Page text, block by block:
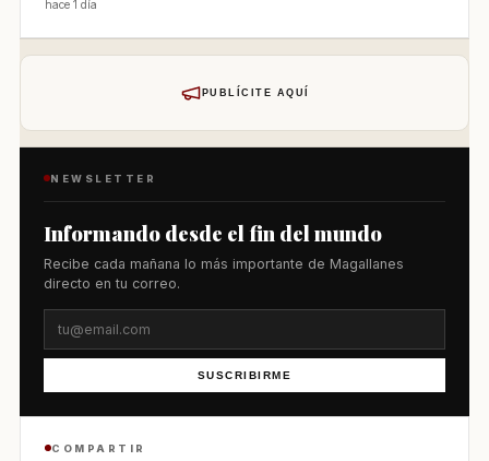
hace 1 día
PUBLÍCITE AQUÍ
NEWSLETTER
Informando desde el fin del mundo
Recibe cada mañana lo más importante de Magallanes
directo en tu correo.
SUSCRIBIRME
COMPARTIR